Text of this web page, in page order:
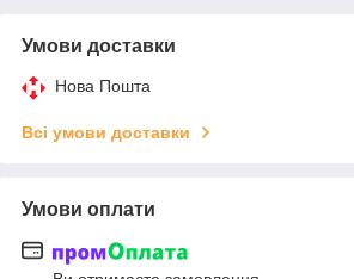
Умови доставки
Нова Пошта
Всі умови доставки
Умови оплати